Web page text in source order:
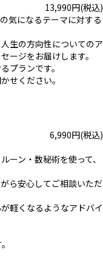
13,990円(税込)
気になるテーマに対する
生の方向性についてのア
ージをお届けします。
プランです。
せください。
6,990円(税込)
ーン・数秘術を使って、
ら安心してご相談いただ
軽くなるようなアドバイ